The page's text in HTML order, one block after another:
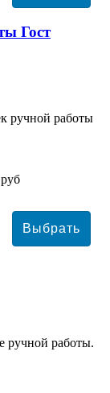
Гост
ручной работы
ручной работы.